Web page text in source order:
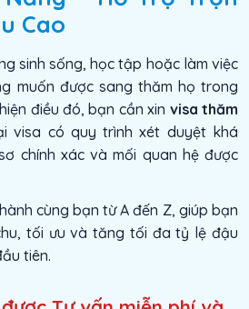
Cao
sinh sống, học tập hoặc làm việc
muốn được sang thăm họ trong
điều đó, bạn cần xin visa thăm
visa có quy trình xét duyệt khá
chính xác và mối quan hệ được
cùng bạn từ A đến Z, giúp bạn
tối ưu và tăng tối đa tỷ lệ đậu
tiên.